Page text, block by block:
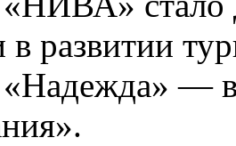
в развитии
«Надежда» —